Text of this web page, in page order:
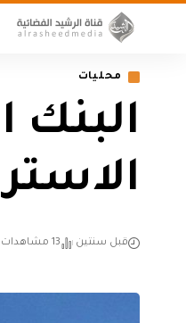
محليات
‏البنك
قبل سنتين 13 مشاهدات